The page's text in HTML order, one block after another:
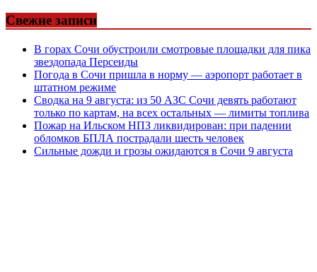
Свежие записи
В горах Сочи обустроили смотровые площадки для пика
звездопада Персеиды
Погода в Сочи пришла в норму — аэропорт работает в
штатном режиме
Сводка на 9 августа: из 50 АЗС Сочи девять работают
только по картам, на всех остальных — лимиты топлива
Пожар на Ильском НПЗ ликвидирован: при падении
обломков БПЛА пострадали шесть человек
Сильные дожди и грозы ожидаются в Сочи 9 августа